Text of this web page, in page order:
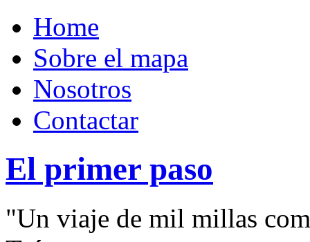
Home
Sobre el mapa
Nosotros
Contactar
El primer paso
"Un viaje de mil millas